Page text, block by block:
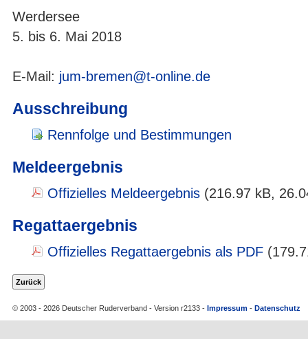
Werdersee
5. bis 6. Mai 2018
E-Mail: jum-bremen@t-online.de
Ausschreibung
Rennfolge und Bestimmungen
Meldeergebnis
Offizielles Meldeergebnis (216.97 kB,
Regattaergebnis
Offizielles Regattaergebnis als PDF
© 2003 - 2026 Deutscher Ruderverband - Version r2133 - Impressum - Datenschutz